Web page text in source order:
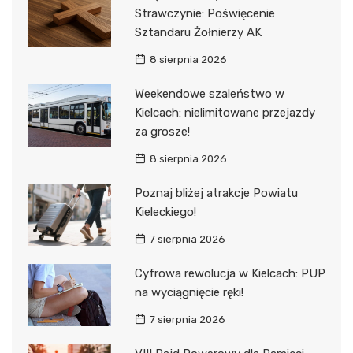
Strawczynie: Poświęcenie
Sztandaru Żołnierzy AK
8 sierpnia 2026
Weekendowe szaleństwo w
Kielcach: nielimitowane przejazdy
za grosze!
8 sierpnia 2026
Poznaj bliżej atrakcje Powiatu
Kieleckiego!
7 sierpnia 2026
Cyfrowa rewolucja w Kielcach: PUP
na wyciągnięcie ręki!
7 sierpnia 2026